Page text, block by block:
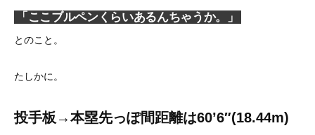
「ここブルペンくらいあるんちゃうか。」
とのこと。
たしかに。
投手板→本塁先っぽ間距離は60’6″(18.44m)